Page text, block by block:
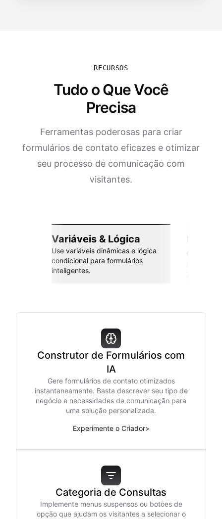
RECURSOS
Tudo o Que Você
Precisa
Ferramentas poderosas para criar
formulários de contato eficazes e otimizar
seu processo de comunicação com
visitantes.
Variáveis & Lógica
Use variáveis dinâmicas e lógica
condicional para formulários
inteligentes.
Construtor de Formulários com
IA
Gere formulários de contato otimizados
instantaneamente. Basta descrever seu tipo de
negócio e necessidades de comunicação para
uma solução personalizada.
Experimente o Criador>
Categoria de Consultas
Implemente menus suspensos ou botões de
opção que ajudam os visitantes a selecionar o